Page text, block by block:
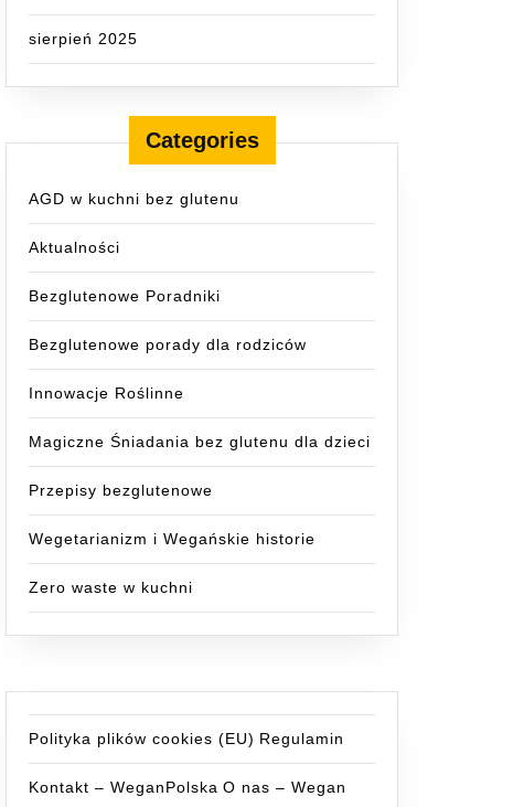
sierpień 2025
Categories
AGD w kuchni bez glutenu
Aktualności
Bezglutenowe Poradniki
Bezglutenowe porady dla rodziców
Innowacje Roślinne
Magiczne Śniadania bez glutenu dla dzieci
Przepisy bezglutenowe
Wegetarianizm i Wegańskie historie
Zero waste w kuchni
Polityka plików cookies (EU) Regulamin
Kontakt – WeganPolska O nas – Wegan